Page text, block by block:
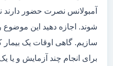
آمبولانس نصرت حضور
شوند. اجازه دهید این موضوع
سازیم. گاهی اوقات یک
برای انجام چند آزمایش و یا